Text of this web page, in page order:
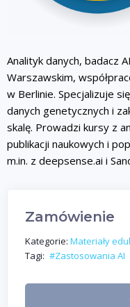
Analityk danych, badacz
Warszawskim,
w Berlinie. Specjalizuje
danych genetycznych i
skalę. Prowadzi kursy z
publikacji naukowych i
m.in. z deepsense.ai i
Zamówienie
Kategorie: Materiały
Tagi: #Zastosowania AI